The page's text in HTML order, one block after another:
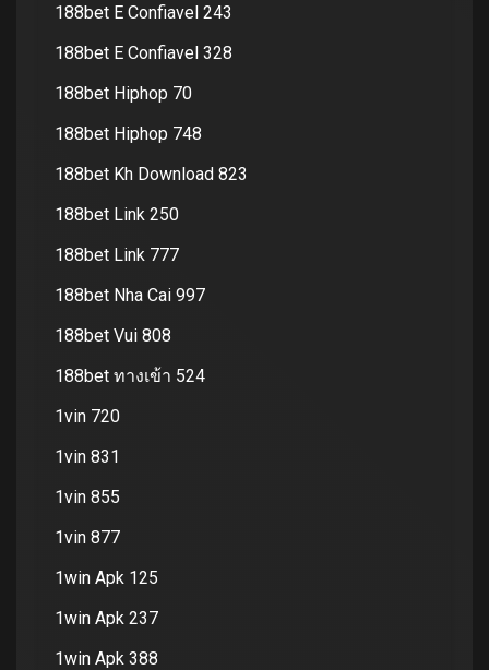
188bet E Confiavel 243
188bet E Confiavel 328
188bet Hiphop 70
188bet Hiphop 748
188bet Kh Download 823
188bet Link 250
188bet Link 777
188bet Nha Cai 997
188bet Vui 808
188bet ทางเข้า 524
1vin 720
1vin 831
1vin 855
1vin 877
1win Apk 125
1win Apk 237
1win Apk 388